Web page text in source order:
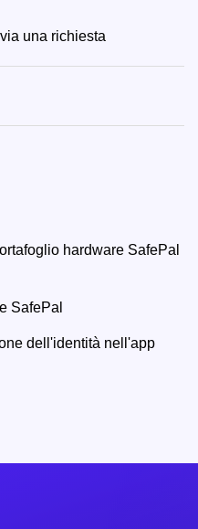
una richiesta
hardware SafePal
SafePal
dell'identità nell'app